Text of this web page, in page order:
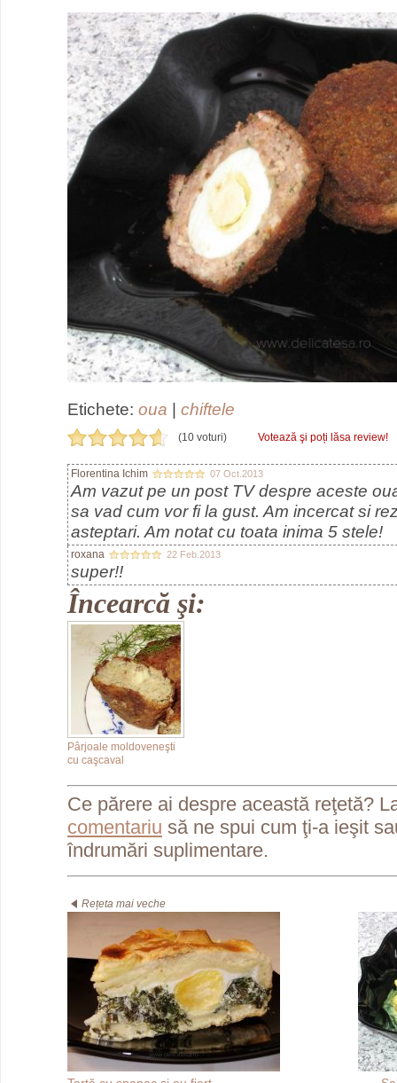
Etichete: oua | chiftele
(10 voturi) Votează şi poți lăsa review!
Florentina Ichim 07 Oct.2013
Am vazut pe un post TV despre aceste
sa vad cum vor fi la gust. Am incercat si
asteptari. Am notat cu toata inima 5 stele!
roxana 22 Feb.2013
super!!
Încearcă şi:
Pârjoale moldoveneşti
cu caşcaval
Ce părere ai despre această reţetă?
comentariu să ne spui cum ţi-a ieşit
îndrumări suplimentare.
Rețeta mai veche